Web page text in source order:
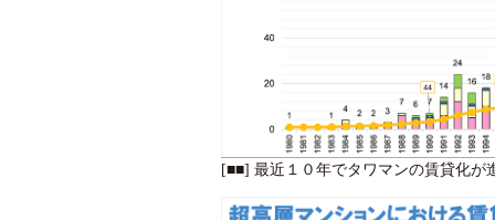
[■■] 最近１０年でタワマンの賃貸化が